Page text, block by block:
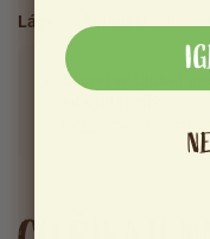
Lágy csokoládéíz.
Szeretne többet
nézze meg a